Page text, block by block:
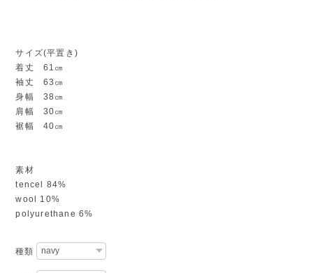
サイズ(平置き)
着丈 61㎝
袖丈 63㎝
身幅 38㎝
肩幅 30㎝
裾幅 40㎝
素材
tencel 84%
wool 10%
polyurethane 6%
種類